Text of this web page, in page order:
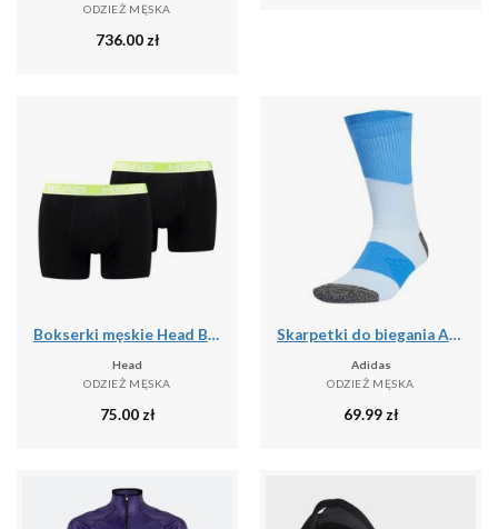
ODZIEŻ MĘSKA
736.00 zł
Bokserki męskie Head Basic Boxer 2 Pack
Head
ODZIEŻ MĘSKA
75.00 zł
Skarpetki do biegania ADIDAS RunxBoost
Adidas
ODZIEŻ MĘSKA
69.99 zł